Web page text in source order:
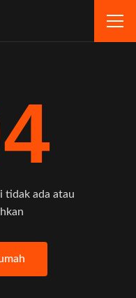
tidak ada atau